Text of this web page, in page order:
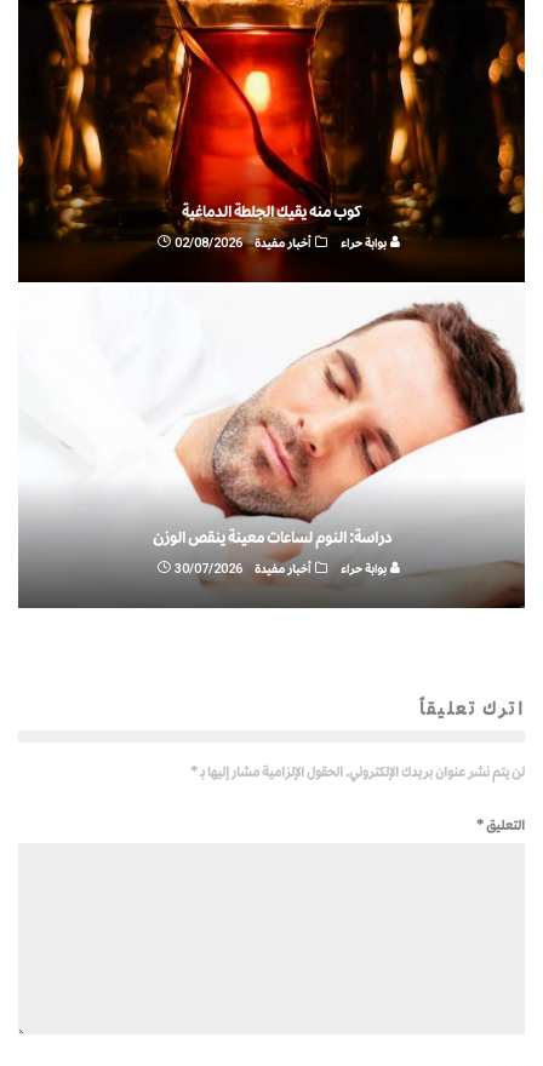
كوب منه يقيك الجلطة الدماغية
بوابة حراء أخبار مفيدة 02/08/2026
دراسة: النوم لساعات معينة ينقص الوزن
بوابة حراء أخبار مفيدة 30/07/2026
اترك تعليقاً
لن يتم نشر عنوان بريدك الإلكتروني. الحقول الإلزامية مشار إليها بـ*
التعليق*